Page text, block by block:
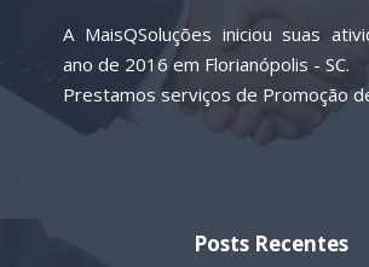
A MaisQSoluções iniciou suas
ano de 2016 em Florianópolis - SC.
Prestamos serviços de Promoção
Posts Recentes